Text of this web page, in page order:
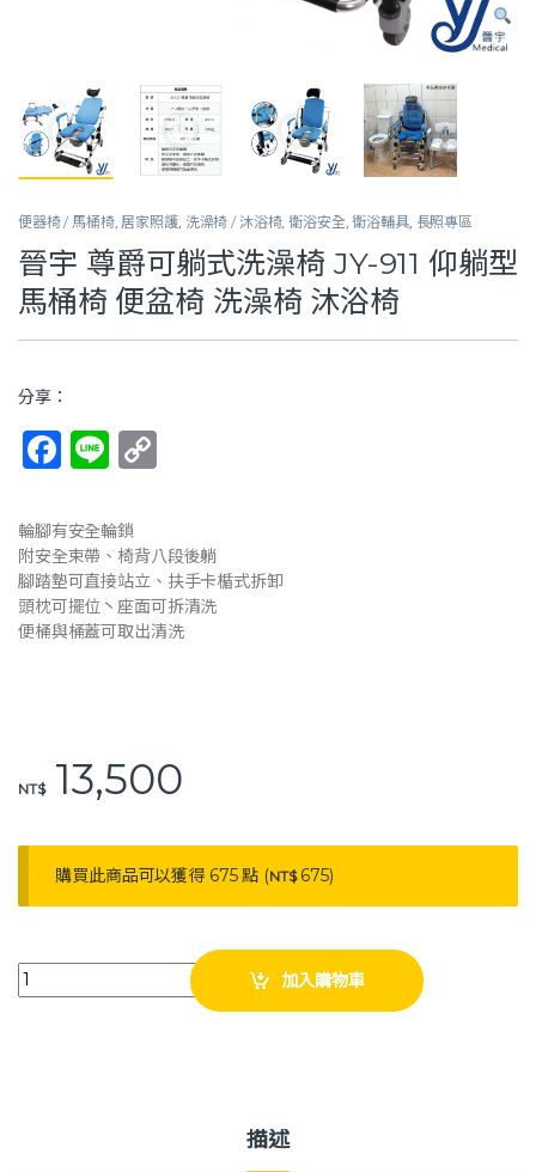
便器椅 / 馬桶椅, 居家照護, 洗澡椅 / 沐浴椅,衛浴安全,衛浴輔具, 長照專區
晉宇 尊爵可躺式洗澡椅 JY-911 仰躺型
馬桶椅 便盆椅 洗澡椅 沐浴椅
分享：
F
c
e
b
o
Li
e
y
Li
n
輪腳有安全輪鎖
附安全束帶、椅背八段後躺
腳踏墊可直接站立、扶手卡楯式拆卸
頭枕可擺位丶座面可拆清洗
便桶與桶蓋可取出清洗
NT$13,500
購買此商品可以獲得 675 點 (NT$675)
晉宇 尊爵可躺式洗澡椅 JY-911 仰躺型 馬桶椅 便盆椅 洗澡椅 沐浴椅
加入購物車
描述